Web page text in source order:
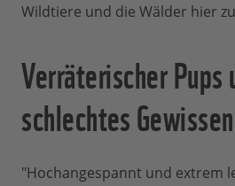
Wildtiere und die Wälder hier
Verräterischer Pups
schlechtes Gewissen
"Hochangespannt und extrem